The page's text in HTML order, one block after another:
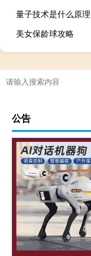
量子技术是什么原理
美女保龄球攻略
公告